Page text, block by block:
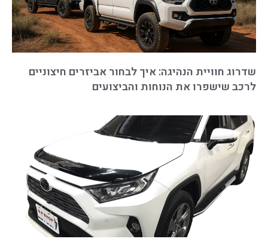
שדרוג חוויית הנהיגה: איך לבחור אביזרים חיצוניים
לרכב שישפרו את הנוחות והביצועים